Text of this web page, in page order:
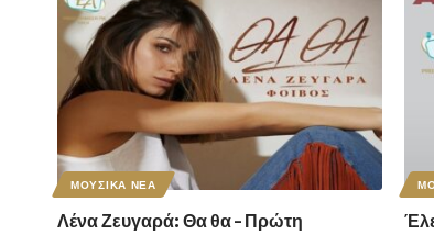
ΜΟΥΣΙΚΑ ΝΕΑ
Λένα Ζευγαρά: Θα θα – Πρώτη